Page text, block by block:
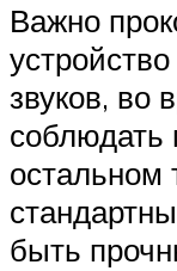
Важно
звуков, во
остальном
быть